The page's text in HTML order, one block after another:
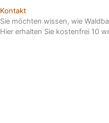
Kontakt
Sie möchten wissen, wie
Hier erhalten Sie kostenfrei 10